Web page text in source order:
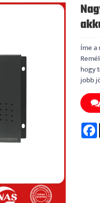
Íme
hogy
jobb